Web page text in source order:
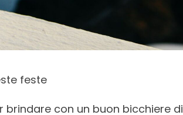
feste
brindare con un buon bicchiere di